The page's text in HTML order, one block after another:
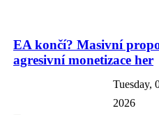
EA končí? Masivní
agresivní monetizace her
Tuesday,
2026